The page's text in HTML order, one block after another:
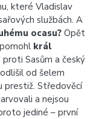
které Vladislav
službách. A
ocasu? Opět
pomohl král
Sasům a český
od šelem
prestiž. Středověcí
a nejsou
jediné – první